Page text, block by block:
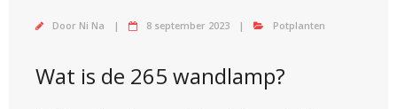
Door Ni Na 8 september 2023 Potplanten
Wat is de 265 wandlamp?